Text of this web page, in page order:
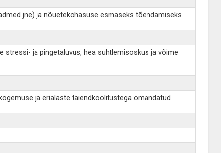
jne) ja nõuetekohasuse esmaseks tõendamiseks
ja pingetaluvus, hea suhtlemisoskus ja võime
ja erialaste täiendkoolitustega omandatud